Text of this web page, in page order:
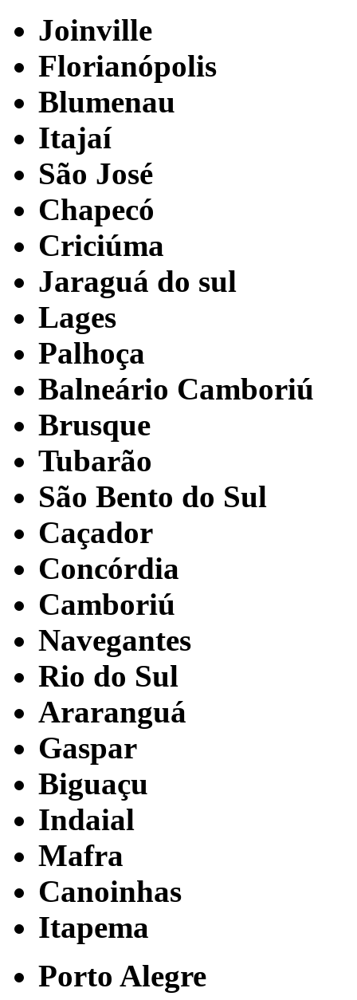
Joinville
Florianópolis
Blumenau
Itajaí
São José
Chapecó
Criciúma
Jaraguá do sul
Lages
Palhoça
Balneário Camboriú
Brusque
Tubarão
São Bento do Sul
Caçador
Concórdia
Camboriú
Navegantes
Rio do Sul
Araranguá
Gaspar
Biguaçu
Indaial
Mafra
Canoinhas
Itapema
Porto Alegre